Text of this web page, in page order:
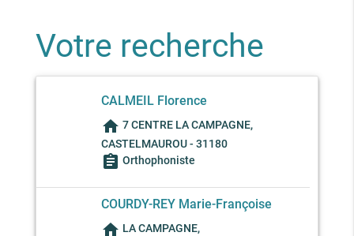
Votre recherche
CALMEIL Florence
home 7 CENTRE LA CAMPAGNE,
CASTELMAUROU - 31180
assignment Orthophoniste
COURDY-REY Marie-Françoise
home LA CAMPAGNE,